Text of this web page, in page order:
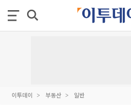
이투데이 부동산 일반